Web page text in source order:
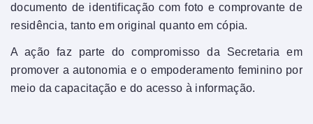
documento de identificação com foto e comprovante de
residência, tanto em original quanto em cópia.
A ação faz parte do compromisso da Secretaria em
promover a autonomia e o empoderamento feminino por
meio da capacitação e do acesso à informação.